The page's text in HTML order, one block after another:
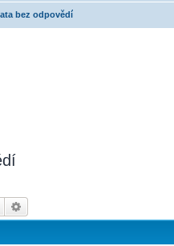
bez odpovědí
Hledat